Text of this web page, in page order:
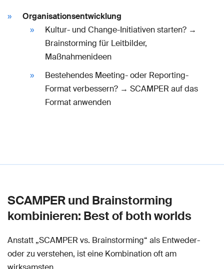
Organisationsentwicklung
Kultur- und Change-Initiativen starten? →
Brainstorming für Leitbilder,
Maßnahmenideen
Bestehendes Meeting- oder Reporting-
Format verbessern? → SCAMPER auf das
Format anwenden
SCAMPER und Brainstorming
kombinieren: Best of both worlds
Anstatt „SCAMPER vs. Brainstorming“ als Entweder-
oder zu verstehen, ist eine Kombination oft am